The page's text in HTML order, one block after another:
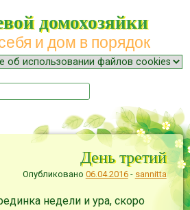
домохозяйки
и дом в порядок
День третий
Опубликовано 06.04.2016- sannitta
недели и ура, скоро